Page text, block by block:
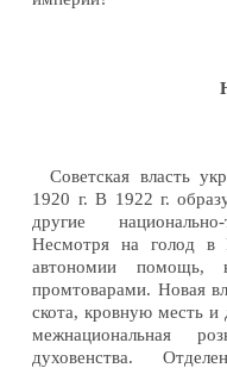
Советская власть
1920 г. В 1922 г.
другие
Несмотря на голод в
автономии помощь,
промтоварами. Новая
скота, кровную месть и
межнациональная
духовенства.